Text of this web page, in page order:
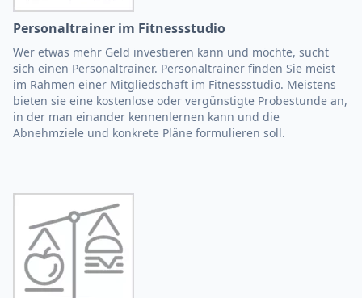
Personaltrainer im Fitnessstudio
Wer etwas mehr Geld investieren kann und möchte, sucht
sich einen Personaltrainer. Personaltrainer finden Sie meist
im Rahmen einer Mitgliedschaft im Fitnessstudio. Meistens
bieten sie eine kostenlose oder vergünstigte Probestunde an,
in der man einander kennenlernen kann und die
Abnehmziele und konkrete Pläne formulieren soll.